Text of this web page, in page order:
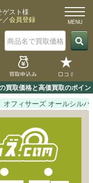
買取価格と高価買取のポイ
ゲスト様
／会員登録
買取申込み 口コミ
オフィサーズ オールシルバ